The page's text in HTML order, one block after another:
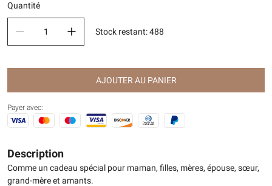
Quantité
Stock restant:488
AJOUTER AU PANIER
Payer avec:
Description
Comme un cadeau spécial pour maman, filles, mères, épouse, sœur,
grand-mère et amants.